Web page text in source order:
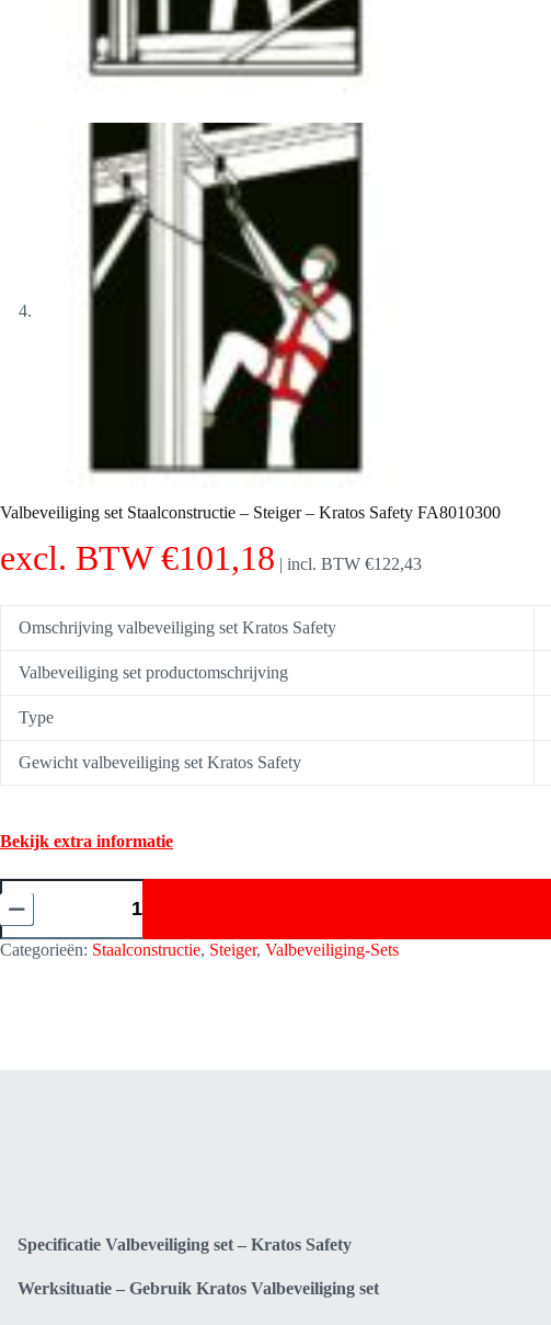
Valbeveiliging set Staalconstructie – Steiger – Kratos Safety FA8010300
excl. BTW€101,18 | incl. BTW €122,43
Omschrijving valbeveiliging set Kratos Safety
Valbeveiliging set productomschrijving
Type
Gewicht valbeveiliging set Kratos Safety
Bekijk extra informatie
Valbeveiliging
set
Staalconstructie
-
Steiger
Categorieën: Staalconstructie, Steiger, Valbeveiliging-Sets
Specificatie Valbeveiliging set – Kratos Safety
Werksituatie – Gebruik Kratos Valbeveiliging set